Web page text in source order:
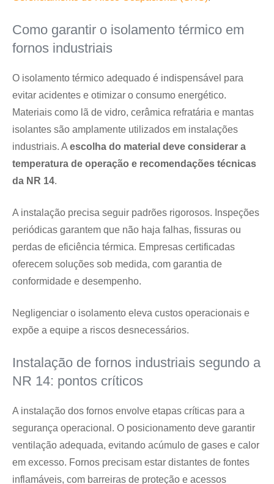
Como garantir o isolamento térmico em
fornos industriais
O isolamento térmico adequado é indispensável para
evitar acidentes e otimizar o consumo energético.
Materiais como lã de vidro, cerâmica refratária e mantas
isolantes são amplamente utilizados em instalações
industriais. A escolha do material deve considerar a
temperatura de operação e recomendações técnicas
da NR 14.
A instalação precisa seguir padrões rigorosos. Inspeções
periódicas garantem que não haja falhas, fissuras ou
perdas de eficiência térmica. Empresas certificadas
oferecem soluções sob medida, com garantia de
conformidade e desempenho.
Negligenciar o isolamento eleva custos operacionais e
expõe a equipe a riscos desnecessários.
Instalação de fornos industriais segundo a
NR 14: pontos críticos
A instalação dos fornos envolve etapas críticas para a
segurança operacional. O posicionamento deve garantir
ventilação adequada, evitando acúmulo de gases e calor
em excesso. Fornos precisam estar distantes de fontes
inflamáveis, com barreiras de proteção e acessos